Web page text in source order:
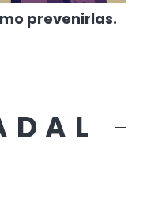
prevenirlas.